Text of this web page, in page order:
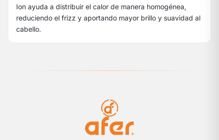
Ion ayuda a distribuir el calor de manera homogénea,
reduciendo el frizz y aportando mayor brillo y suavidad al
cabello.